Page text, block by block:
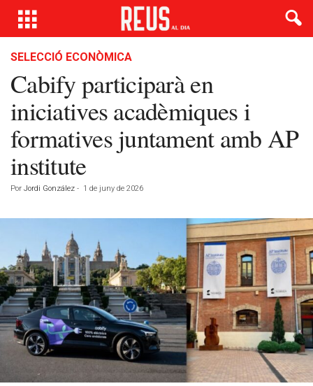
SELECCIÓ ECONÒMICA
Cabify participarà en
iniciatives acadèmiques i
formatives juntament amb AP
institute
Por Jordi González - 1 de juny de 2026